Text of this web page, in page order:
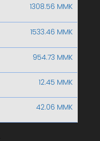
1308.56 MMK
1533.46 MMK
954.73 MMK
12.45 MMK
42.06 MMK